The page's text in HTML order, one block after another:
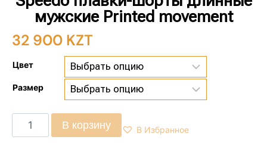
мужские Printed movement
32 900 KZT
Цвет
Размер
В корзину В Избранное